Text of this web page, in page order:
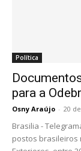
Política
para a
Osny Araújo - 20
Brasilia -
postos brasileiros